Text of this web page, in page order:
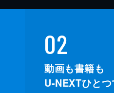
02
動画も書籍も
U-NEXTひとつ